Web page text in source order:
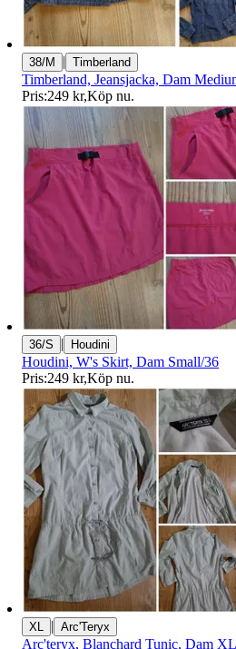
38/M | Timberland
Timberland, Jeansjacka, Dam
Pris:249 kr,Köp nu.
36/S | Houdini
Houdini, W's Skirt, Dam Small/36
Pris:249 kr,Köp nu.
XL | Arc'Teryx
Arc'teryx, Blanchard Tunic, Dam XL